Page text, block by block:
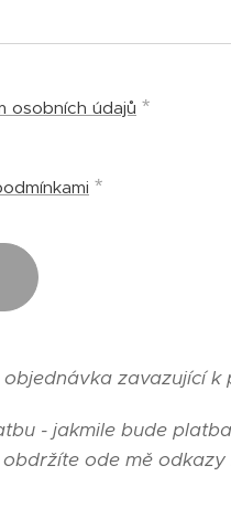
osobních údajů
zavazující k
- jakmile bude
ode mě odkazy